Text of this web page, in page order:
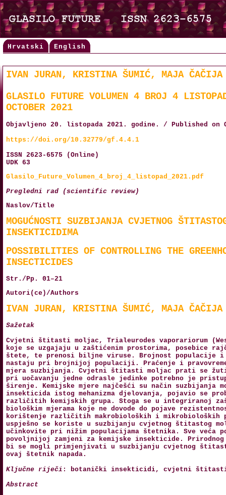
Hrvatski English
IVAN JURAN, KRISTINA ŠUMIĆ, MAJA ČAČIJA
GLASILO FUTURE VOLUMEN 4 BROJ 4
OCTOBER 2021
Objavljeno 20. listopada 2021. godine. / Published on
https://doi.org/10.32779/gf.4.4.1
ISSN 2623-6575 (Online)
UDK 63
Glasilo_Future_Volumen_4_broj_4_listopad_2021.pdf
Pregledni rad (scientific review)
Naslov/Title
MOGUĆNOSTI SUZBIJANJA CVJETNOG
INSEKTICIDIMA
POSSIBILITIES OF CONTROLLING THE
INSECTICIDES
Str./Pp. 01–21
Autori(ce)/Authors
IVAN JURAN, KRISTINA ŠUMIĆ, MAJA ČAČIJA
Sažetak
Cvjetni štitasti moljac, Trialeurodes vaporariorum
koje se uzgajaju u zaštićenim prostorima, posebice
štete, te prenosi biljne viruse. Brojnost populacije
nastaju pri brojnijoj populaciji. Praćenje i
mjera suzbijanja. Cvjetni štitasti moljac prati se
pri uočavanju jedne odrasle jedinke potrebno je
širenje. Kemijske mjere najčešći su način suzbijanja
insekticida istog mehanizma djelovanja, pojavio se
različitih kemijskih grupa. Stoga se u integriranoj
biološkim mjerama koje ne dovode do pojave
korištenje različitih makrobioloških i mikrobioloških
uspješno se koriste u suzbijanju cvjetnog štitastog
učinkovite pri nižim populacijama štetnika. Sve veća
povoljnijoj zamjeni za kemijske insekticide.
bi se mogli primjenjivati u suzbijanju cvjetnog
ovaj štetnik napada.
Ključne riječi : botanički insekticidi, cvjetni
Abstract